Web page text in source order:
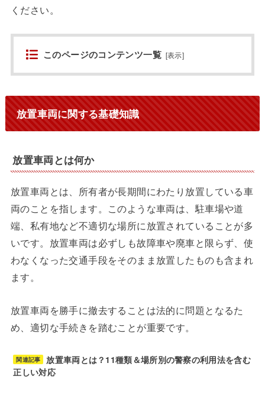
ください。
このページのコンテンツ一覧 [表示]
放置車両に関する基礎知識
放置車両とは何か
放置車両とは、所有者が長期間にわたり放置している車
両のことを指します。このような車両は、駐車場や道
端、私有地など不適切な場所に放置されていることが多
いです。放置車両は必ずしも故障車や廃車と限らず、使
わなくなった交通手段をそのまま放置したものも含まれ
ます。
放置車両を勝手に撤去することは法的に問題となるた
め、適切な手続きを踏むことが重要です。
関連記事
放置車両とは？11種類＆場所別の警察の利用法を含む
正しい対応